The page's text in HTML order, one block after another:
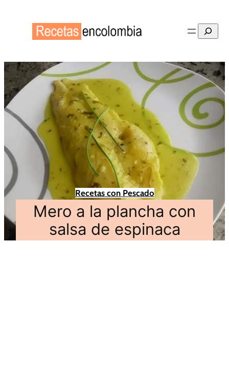
Buscar
Recetas con Pescado
Mero a la plancha con
salsa de espinaca